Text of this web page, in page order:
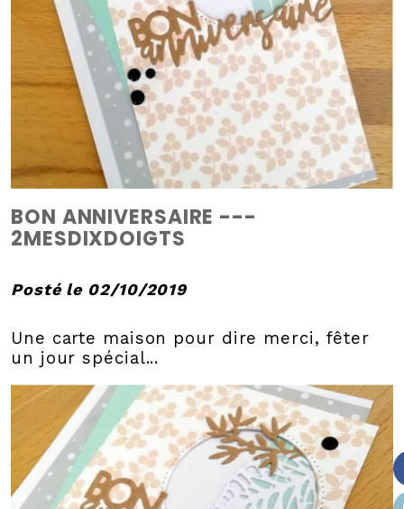
BON ANNIVERSAIRE ---
2MESDIXDOIGTS
Posté le 02/10/2019
Une carte maison pour dire merci, fêter
un jour spécial...